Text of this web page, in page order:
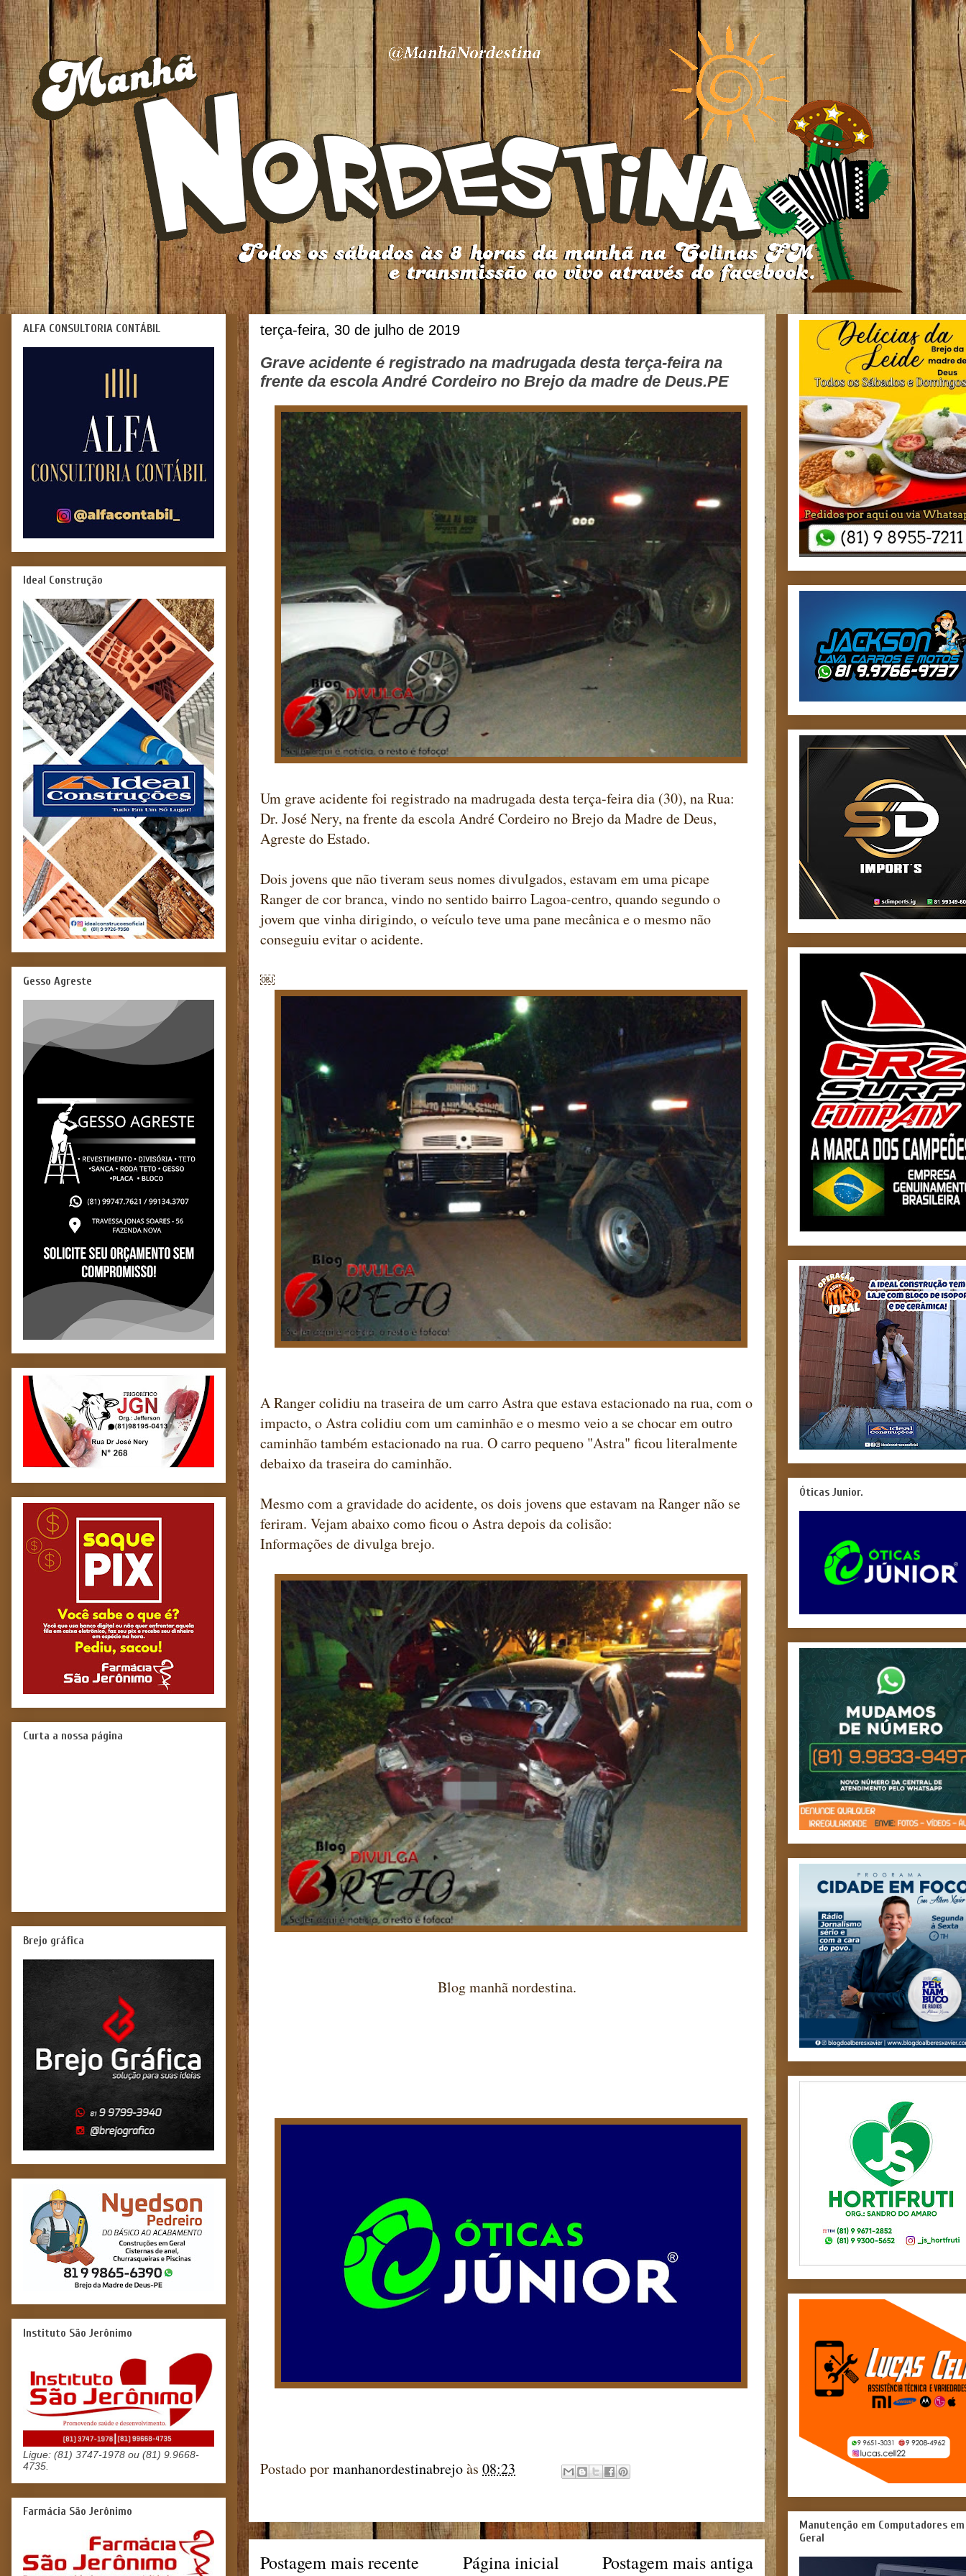
terça-feira, 30 de julho de 2019
Grave acidente é registrado na madrugada desta terça-feira na
frente da escola André Cordeiro no Brejo da madre de Deus.PE
Um grave acidente foi registrado na madrugada desta terça-feira dia (30), na Rua:
Dr. José Nery, na frente da escola André Cordeiro no Brejo da Madre de Deus,
Agreste do Estado.
Dois jovens que não tiveram seus nomes divulgados, estavam em uma picape
Ranger de cor branca, vindo no sentido bairro Lagoa-centro, quando segundo o
jovem que vinha dirigindo, o veículo teve uma pane mecânica e o mesmo não
conseguiu evitar o acidente.
￼
A Ranger colidiu na traseira de um carro Astra que estava estacionado na rua, com o
impacto, o Astra colidiu com um caminhão e o mesmo veio a se chocar em outro
caminhão também estacionado na rua. O carro pequeno "Astra" ficou literalmente
debaixo da traseira do caminhão.
Mesmo com a gravidade do acidente, os dois jovens que estavam na Ranger não se
feriram. Vejam abaixo como ficou o Astra depois da colisão:
Informações de divulga brejo.
Blog manhã nordestina.
Postado pormanhanordestinabrejoàs 08:23
Postagem mais recente Postagem mais antiga
Página inicial
ALFA CONSULTORIA CONTÁBIL
Ideal Construção
Gesso Agreste
Curta a nossa página
Brejo gráfica
Instituto São Jerônimo
Ligue: (81) 3747-1978 ou (81) 9.9668-
4735.
Farmácia São Jerônimo
Óticas Junior.
Manutenção em Computadores em
Geral